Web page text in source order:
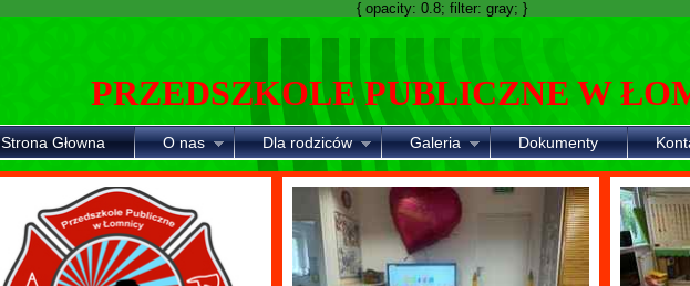
{ opacity: 0.8; filter: gray; }
PRZEDSZKOLE PUBLICZNE W
Strona Głowna O nas Dla rodziców Galeria Dokumenty